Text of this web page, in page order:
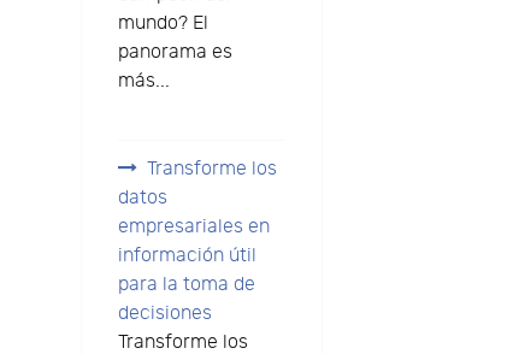
mundo? El
panorama es
más...
Transforme los
datos
empresariales en
información útil
para la toma de
decisiones
Transforme los